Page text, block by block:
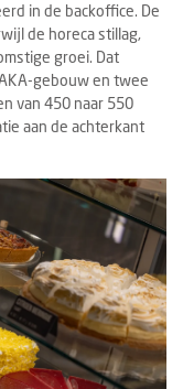
in de backoffice. De
de horeca stillag,
groei. Dat
gebouw en twee
van 450 naar 550
aan de achterkant